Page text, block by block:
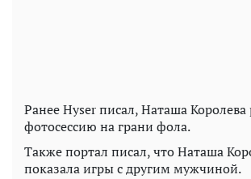
Ранее Hyser писал, Наташа
фотосессию на грани фола.
Также портал писал, что Наташа
показала игры с другим мужчиной.